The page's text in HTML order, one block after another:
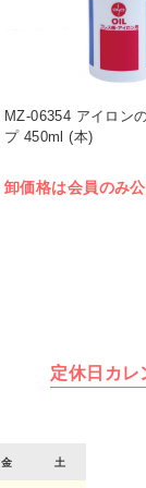
MZ-06354 アイロン
プ 450ml (本)
卸価格は会員のみ
定休日カレ
金 土